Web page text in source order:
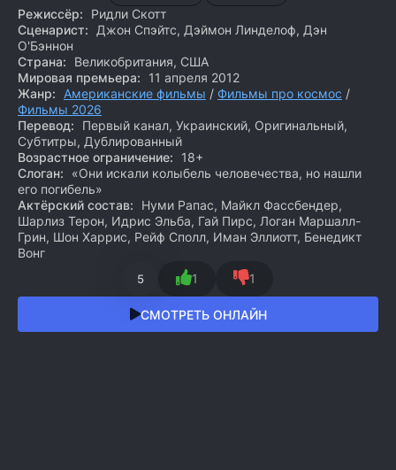
Режиссёр:
Ридли Скотт
Сценарист:
Джон Спэйтс, Дэймон Линделоф, Дэн
О'Бэннон
Страна:
Великобритания, США
Мировая премьера:
11 апреля 2012
Жанр:
Американские фильмы / Фильмы про космос /
Фильмы 2026
Перевод:
Первый канал, Украинский, Оригинальный,
Субтитры, Дублированный
Возрастное ограничение:
18+
Слоган:
«Они искали колыбель человечества, но нашли
его погибель»
Актёрский состав:
Нуми Рапас, Майкл Фассбендер,
Шарлиз Терон, Идрис Эльба, Гай Пирс, Логан Маршалл-
Грин, Шон Харрис, Рейф Сполл, Иман Эллиотт, Бенедикт
Вонг
5 1 1
СМОТРЕТЬ ОНЛАЙН